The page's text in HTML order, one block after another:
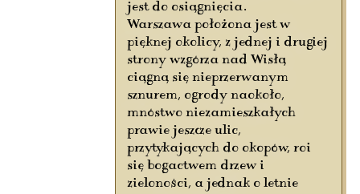
jest do osiągnięcia.
Warszawa położona jest w
pięknej okolicy, z jednej i drugiej
strony wzgórza nad Wisłą
ciągną się nieprzerwanym
sznurem, ogrody naokoło,
mnóstwo niezamieszkałych
prawie jeszcze ulic,
przytykających do okopów, roi
się bogactwem drzew i
zieloności, a jednak o letnie